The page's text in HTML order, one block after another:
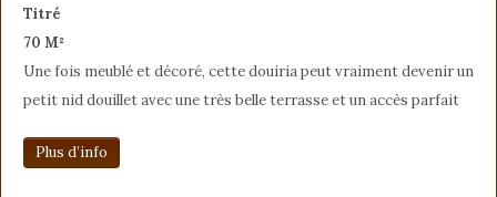
Titré
70 M²
Une fois meublé et décoré, cette douiria peut vraiment devenir un
petit nid douillet avec une très belle terrasse et un accès parfait
Plus d’info